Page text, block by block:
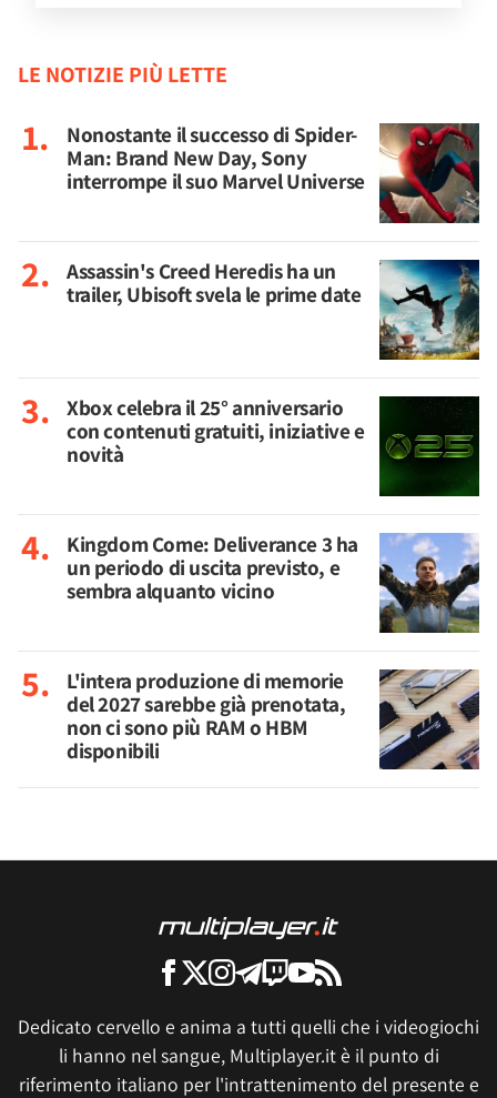
LE NOTIZIE PIÙ LETTE
Nonostante il successo di Spider-
Man: Brand New Day, Sony
interrompe il suo Marvel Universe
Assassin's Creed Heredis ha un
trailer, Ubisoft svela le prime date
Xbox celebra il 25° anniversario
con contenuti gratuiti, iniziative e
novità
Kingdom Come: Deliverance 3 ha
un periodo di uscita previsto, e
sembra alquanto vicino
L'intera produzione di memorie
del 2027 sarebbe già prenotata,
non ci sono più RAM o HBM
disponibili
Dedicato cervello e anima a tutti quelli che i videogiochi
li hanno nel sangue, Multiplayer.it è il punto di
riferimento italiano per l'intrattenimento del presente e